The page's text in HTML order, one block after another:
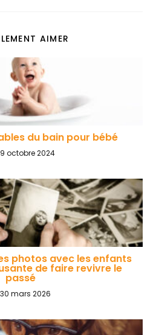
AIMER
du bain pour bébé
octobre 2024
photos avec les enfants
de faire revivre le
passé
30 mars 2026